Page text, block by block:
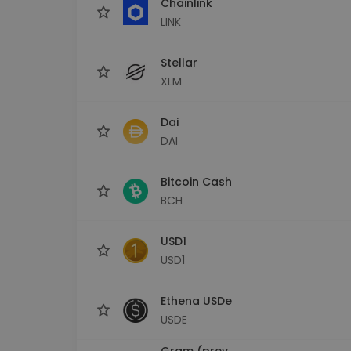
LINK
Stellar
XLM
Dai
DAI
Bitcoin Cash
BCH
USD1
USD1
Ethena USDe
USDE